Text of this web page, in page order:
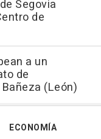
Segovia
de
a un
de
(León)
ECONOMÍA